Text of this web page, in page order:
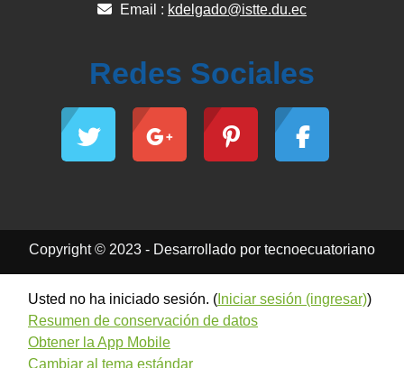
Email : kdelgado@istte.du.ec
Redes Sociales
Copyright © 2023 - Desarrollado por tecnoecuatoriano
Usted no ha iniciado sesión. ( Iniciar sesión (ingresar))
Resumen de conservación de datos
Obtener la App Mobile
Cambiar al tema estándar